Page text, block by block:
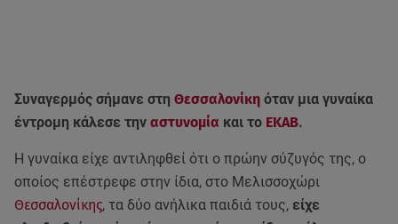
Συναγερμός σήμανε στη Θεσσαλονίκη όταν μια γυναίκα
έντρομη κάλεσε την αστυνομία και το ΕΚΑΒ.
Η γυναίκα είχε αντιληφθεί ότι ο πρώην σύζυγός της, ο
οποίος επέστρεφε στην ίδια, στο Μελισσοχώρι
Θεσσαλονίκης, τα δύο ανήλικα παιδιά τους, είχε